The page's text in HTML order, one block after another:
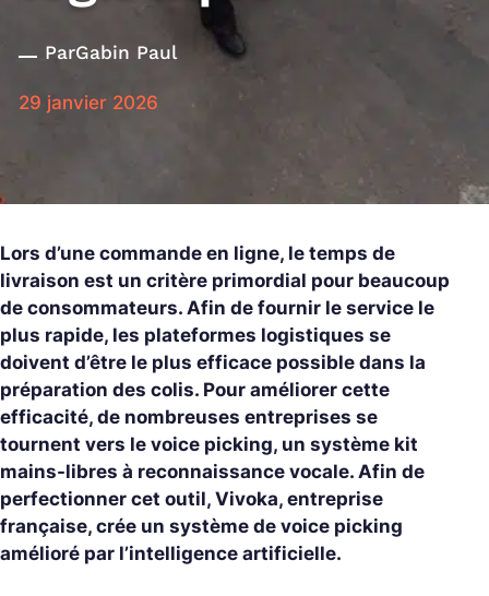
ParGabin Paul
29 janvier 2026
Lors d’une commande en ligne, le temps de
livraison est un critère primordial pour beaucoup
de consommateurs. Afin de fournir le service le
plus rapide, les plateformes logistiques se
doivent d’être le plus efficace possible dans la
préparation des colis. Pour améliorer cette
efficacité, de nombreuses entreprises se
tournent vers le voice picking, un système kit
mains-libres à reconnaissance vocale. Afin de
perfectionner cet outil, Vivoka, entreprise
française, crée un système de voice picking
amélioré par l’intelligence artificielle.